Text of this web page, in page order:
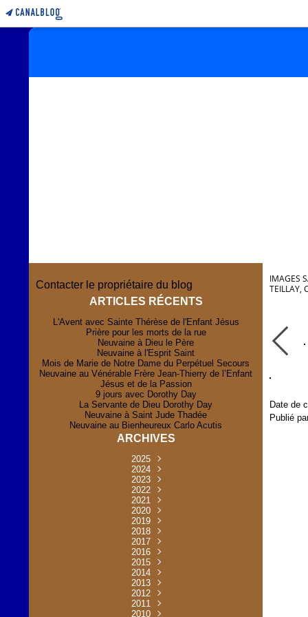
Contacter le propriétaire du blog
ARTICLES RÉCENTS
L'Avent avec Sainte Thérèse de l'Enfant Jésus
Prière pour les morts de la rue
Neuvaine à Dieu le Père
Neuvaine à l'Esprit Saint
Mois de Marie de Notre Dame du Perpétuel Secours
Neuvaine au Vénérable Frère Jean-Thierry de l’Enfant
Jésus et de la Passion
9 jours avec Dorothy Day
La Servante de Dieu Dorothy Day
Neuvaine à Saint Jude Thadée
Neuvaine au Bienheureux Carlo Acutis
ARCHIVES
2025
Novembre
Juillet(1)
Mai
(1)
Avril
(1)
Janvier(1)
2024
Novembre
Octobre
Août
(1)
Mai
(8)
Avril
(2)
Mars
(1)
Février(1)
Janvier(2)
2023
Décembre
Novembre
Octobre
Juin
(29)
Mai (31)
Avril
(2)
2022
Décembre
Novembre
Octobre
Août
(33)
Juillet
(32)
Juin
(1)
Mai (35)
Avril
(31)
Mars
(32)
Février(2)
Janvier(30)
2021
Décembre
Novembre
Octobre(30)
Septembre
Août
(30)
Juillet(2)
Mai (30)
Avril
(3)
2020
Décembre
Novembre
Octobre(17)
Septembre
Mai (30)
Avril
(13)
Mars
(1)
2019
Octobre
Mai (30)
Avril
(5)
Mars
(31)
Février(3)
2018
Décembre
Novembre
Octobre
Août
(2)
Juin
(5)
Mai (30)
Avril
(31)
Mars
(3)
2017
Décembre
Novembre
Octobre
Août
(30)
Juillet
(33)
Juin
(4)
Mai (32)
2016
Décembre
Novembre
Octobre
Septembre
Août
(2)
Juin
(4)
2015
Décembre
Novembre
Octobre
Septembre
Août
(4)
2014
Septembre
Août
(3)
Juillet(6)
Juin
(31)
2013
Décembre
Novembre
Octobre
2012
Décembre
Novembre
2011
Décembre
2010
IMAGES
TEILLAY,
Date de
Publié